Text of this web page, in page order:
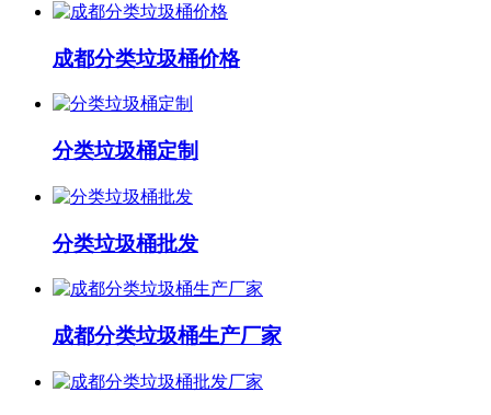
成都分类垃圾桶价格
分类垃圾桶定制
分类垃圾桶批发
成都分类垃圾桶生产厂家